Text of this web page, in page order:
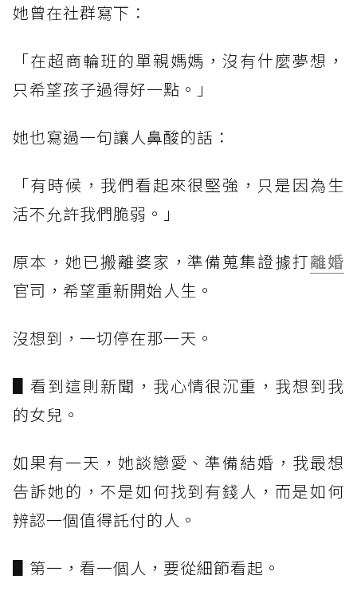
她曾在社群寫下：
「在超商輪班的單親媽媽，沒有什麼夢想，
只希望孩子過得好一點。」
她也寫過一句讓人鼻酸的話：
「有時候，我們看起來很堅強，只是因為生
活不允許我們脆弱。」
原本，她已搬離婆家，準備蒐集證據打離婚
官司，希望重新開始人生。
沒想到，一切停在那一天。
▋看到這則新聞，我心情很沉重，我想到我
的女兒。
如果有一天，她談戀愛、準備結婚，我最想
告訴她的，不是如何找到有錢人，而是如何
辨認一個值得託付的人。
▋第一，看一個人，要從細節看起。